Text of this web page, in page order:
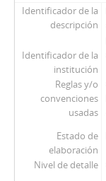
Identificador de la
descripción
Identificador de la
institución
Reglas y/o
convenciones
usadas
Estado de
elaboración
Nivel de detalle